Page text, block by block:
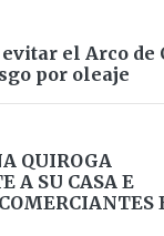
el Arco de
por oleaje
QUIROGA
A SU CASA E